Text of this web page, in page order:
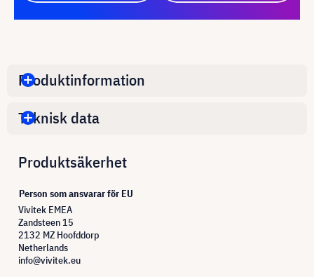
Produktinformation
Teknisk data
Produktsäkerhet
Person som ansvarar för EU
Vivitek EMEA
Zandsteen 15
2132 MZ Hoofddorp
Netherlands
info@vivitek.eu